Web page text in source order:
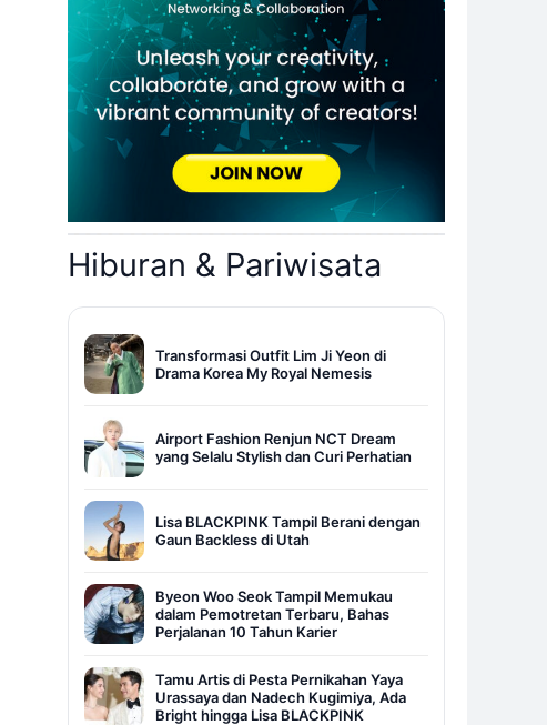
Hiburan & Pariwisata
Transformasi Outfit Lim Ji Yeon di
Drama Korea My Royal Nemesis
Airport Fashion Renjun NCT Dream
yang Selalu Stylish dan Curi Perhatian
Lisa BLACKPINK Tampil Berani dengan
Gaun Backless di Utah
Byeon Woo Seok Tampil Memukau
dalam Pemotretan Terbaru, Bahas
Perjalanan 10 Tahun Karier
Tamu Artis di Pesta Pernikahan Yaya
Urassaya dan Nadech Kugimiya, Ada
Bright hingga Lisa BLACKPINK